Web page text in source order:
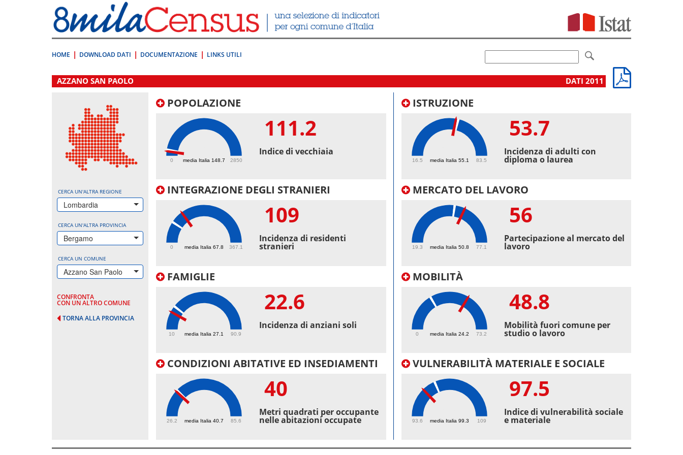
direttamente
a:
Contenuto
HOME DOWNLOAD DATI DOCUMENTAZIONE LINKS UTILI
.
AZZANO SAN PAOLO DATI 2011
CERCA UN'ALTRA REGIONE
Lombardia
CERCA UN'ALTRA PROVINCIA
Bergamo
CERCA UN COMUNE
Azzano San Paolo
CONFRONTA
CON UN ALTRO COMUNE
TORNA ALLA PROVINCIA
POPOLAZIONE
media Italia 148.7
0 2850
111.2
Indice di vecchiaia
INTEGRAZIONE DEGLI STRANIERI
media Italia 67.8
0 367.1
109
Incidenza di residenti
stranieri
FAMIGLIE
media Italia 27.1
10 90.9
22.6
Incidenza di anziani soli
CONDIZIONI ABITATIVE ED INSEDIAMENTI
media Italia 40.7
26.2 85.6
40
Metri quadrati per occupante
nelle abitazioni occupate
ISTRUZIONE
media Italia 55.1
16.5 83.5
53.7
Incidenza di adulti con
diploma o laurea
MERCATO DEL LAVORO
media Italia 50.8
19.3 77.1
56
Partecipazione al mercato del
lavoro
MOBILITÀ
media Italia 24.2
0 73.2
48.8
Mobilità fuori comune per
studio o lavoro
VULNERABILITÀ MATERIALE E SOCIALE
media Italia 99.3
93.6 109
97.5
Indice di vulnerabilità sociale
e materiale